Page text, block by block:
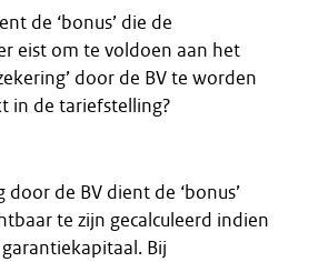
de ‘bonus’ die de
eist om te voldoen aan het
door de BV te worden
in de tariefstelling?
de BV dient de ‘bonus’
te zijn gecalculeerd indien
Bij